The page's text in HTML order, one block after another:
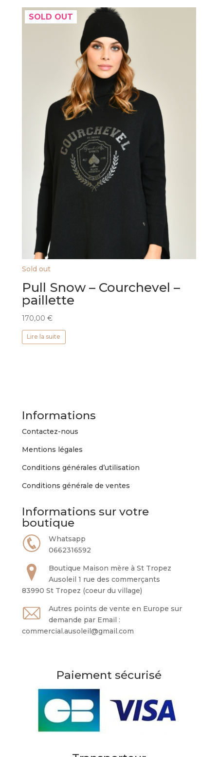
SOLD OUT
Sold out
Pull Snow – Courchevel –
paillette
170,00 €
Lire la suite
Informations
Contactez-nous
Mentions légales
Conditions générales d’utilisation
Conditions générale de ventes
Informations sur votre
boutique
Whatsapp
0662316592
Boutique Maison mère à St Tropez
Ausoleil 1 rue des commerçants
83990 St Tropez (coeur du village)
Autres points de vente en Europe sur
demande par Email :
commercial.ausoleil@gmail.com
Paiement sécurisé